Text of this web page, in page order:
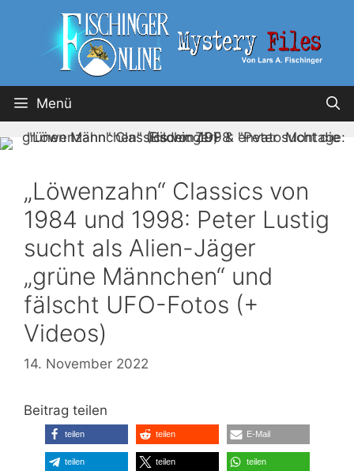
Menü
„Löwenzahn“ Classics von
1984 und 1998: Peter Lustig
sucht als Alien-Jäger
„grüne Männchen“ und
fälscht UFO-Fotos (+
Videos)
14. November 2022
Beitrag teilen
teilen teilen E-Mail
teilen teilen teilen